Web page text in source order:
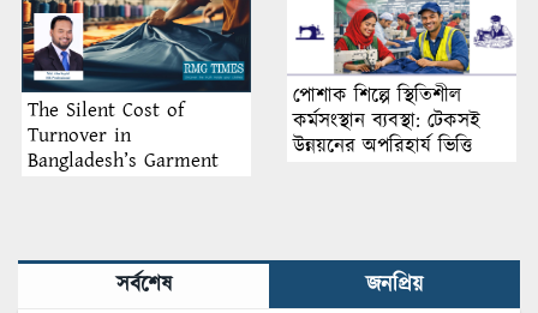
The Silent Cost of
Turnover in
Bangladesh’s Garment
পোশাক শিল্পে স্থিতিশীল
কর্মসংস্থান ব্যবস্থা: টেকসই
উন্নয়নের অপরিহার্য ভিত্তি
সর্বশেষ জনপ্রিয়